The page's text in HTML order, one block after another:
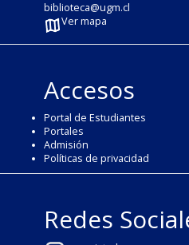
biblioteca@ugm.cl
Ver mapa
Accesos
Portal de Estudiantes
Portales
Admisión
Políticas de privacidad
Redes